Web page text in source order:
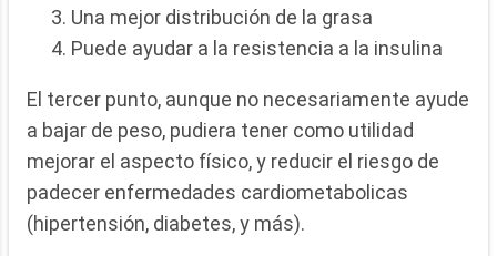
Una mejor distribución de la grasa
Puede ayudar a la resistencia a la insulina
El tercer punto, aunque no necesariamente ayude
a bajar de peso, pudiera tener como utilidad
mejorar el aspecto físico, y reducir el riesgo de
padecer enfermedades cardiometabolicas
(hipertensión, diabetes, y más).